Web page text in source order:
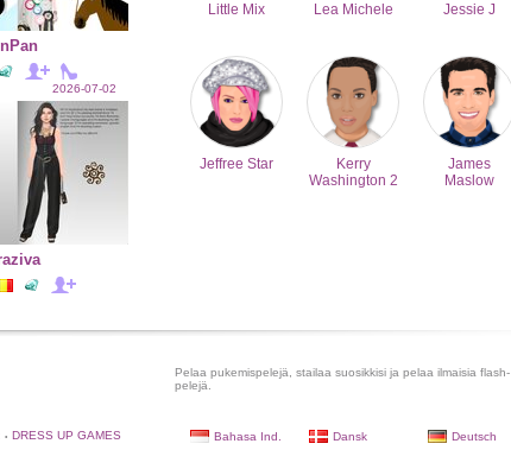
2026-07-02
Little Mix Lea Michele Jessie J
Jeffree Star
Kerry
Washington 2
James
Maslow
Pelaa pukemispelejä, stailaa suosikkisi ja pelaa ilmaisia flash-
pelejä.
• DRESS UP GAMES Bahasa Ind. Dansk
Deutsch